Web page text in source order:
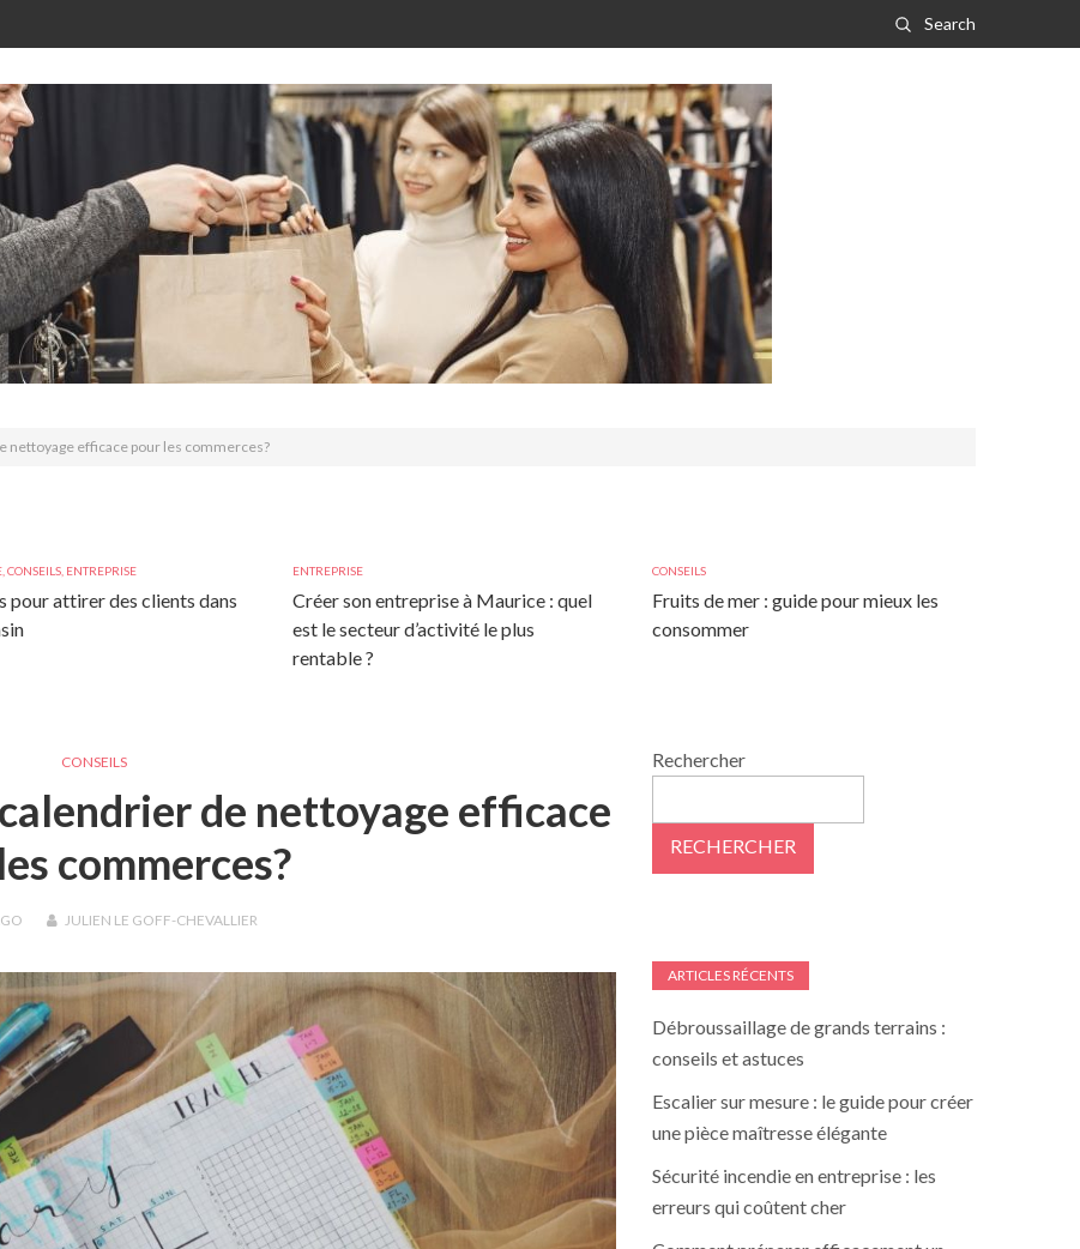
Search
nettoyage efficace pour les commerces?
CONSEILS ENTREPRISE
pour attirer des clients dans
ENTREPRISE
Créer son entreprise à Maurice : quel
est le secteur d’activité le plus
rentable ?
CONSEILS
Fruits de mer : guide pour mieux les
consommer
CONSEILS
de nettoyage efficace
commerces?
JULIEN LE GOFF-CHEVALLIER
Rechercher
RECHERCHER
ARTICLES RÉCENTS
Débroussaillage de grands terrains :
conseils et astuces
Escalier sur mesure : le guide pour créer
une pièce maîtresse élégante
Sécurité incendie en entreprise : les
erreurs qui coûtent cher